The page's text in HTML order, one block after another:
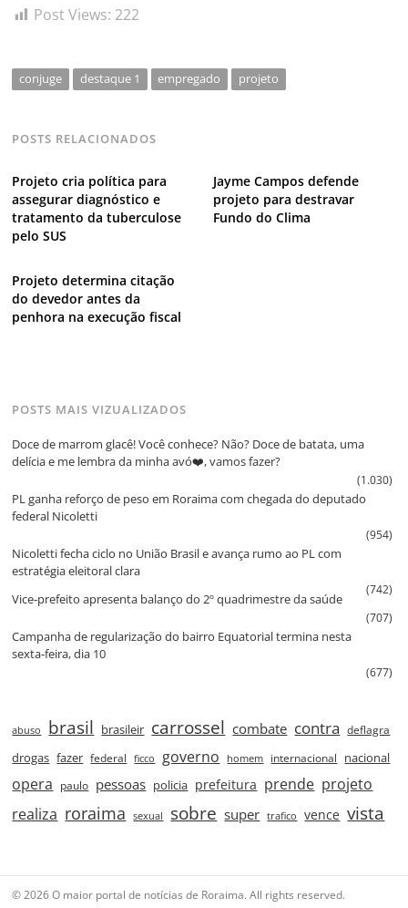
Post Views: 222
conjuge destaque 1 empregado projeto
POSTS RELACIONADOS
Projeto cria política para
assegurar diagnóstico e
tratamento da tuberculose
pelo SUS
Jayme Campos defende
projeto para destravar
Fundo do Clima
Projeto determina citação
do devedor antes da
penhora na execução fiscal
POSTS MAIS VIZUALIZADOS
Doce de marrom glacê! Você conhece? Não? Doce de batata, uma
delícia e me lembra da minha avó❤️, vamos fazer?
(1.030)
PL ganha reforço de peso em Roraima com chegada do deputado
federal Nicoletti
(954)
Nicoletti fecha ciclo no União Brasil e avança rumo ao PL com
estratégia eleitoral clara
(742)
Vice‑prefeito apresenta balanço do 2º quadrimestre da saúde
(707)
Campanha de regularização do bairro Equatorial termina nesta
sexta‑feira, dia 10
(677)
abuso brasil brasileir carrossel combate contra deflagra
drogas fazer federal ficco governo homem internacional nacional
opera paulo pessoas policia prefeitura prende projeto
realiza roraima sexual sobre super trafico vence vista
© 2026 O maior portal de notícias de Roraima. All rights reserved.